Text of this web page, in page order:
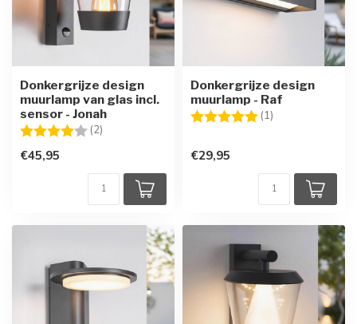
Donkergrijze design
muurlamp van glas incl.
sensor - Jonah
Beoordeling: (2)
€45,95
Donkergrijze design
muurlamp - Raf
Beoordeling: (1)
€29,95